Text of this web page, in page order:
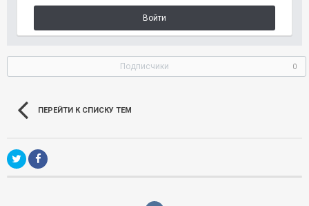
Войти
Подписчики 0
ПЕРЕЙТИ К СПИСКУ ТЕМ